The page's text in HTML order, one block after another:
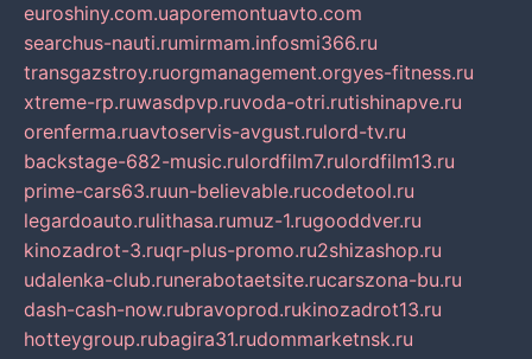
euroshiny.com.uaporemontuavto.com
searchus-nauti.rumirmam.infosmi366.ru
transgazstroy.ruorgmanagement.orgyes-fitness.ru
xtreme-rp.ruwasdpvp.ruvoda-otri.rutishinapve.ru
orenferma.ruavtoservis-avgust.rulord-tv.ru
backstage-682-music.rulordfilm7.rulordfilm13.ru
prime-cars63.ruun-believable.rucodetool.ru
legardoauto.rulithasa.rumuz-1.rugooddver.ru
kinozadrot-3.ruqr-plus-promo.ru2shizashop.ru
udalenka-club.runerabotaetsite.rucarszona-bu.ru
dash-cash-now.rubravoprod.rukinozadrot13.ru
hotteygroup.rubagira31.rudommarketnsk.ru